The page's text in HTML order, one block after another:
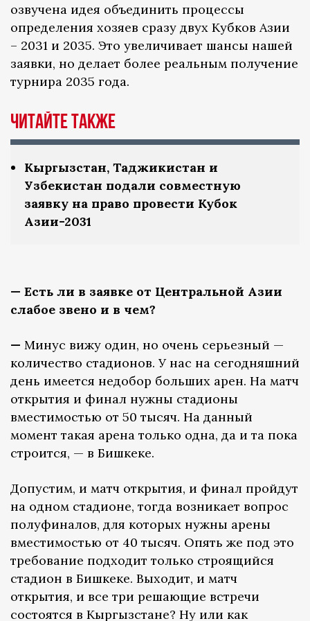
озвучена идея объединить процессы
определения хозяев сразу двух Кубков Азии
– 2031 и 2035. Это увеличивает шансы нашей
заявки, но делает более реальным получение
турнира 2035 года.
Читайте также
Кыргызстан, Таджикистан и
Узбекистан подали совместную
заявку на право провести Кубок
Азии-2031
— Есть ли в заявке от Центральной Азии
слабое звено и в чем?
— Минус вижу один, но очень серьезный —
количество стадионов. У нас на сегодняшний
день имеется недобор больших арен. На матч
открытия и финал нужны стадионы
вместимостью от 50 тысяч. На данный
момент такая арена только одна, да и та пока
строится, — в Бишкеке.
Допустим, и матч открытия, и финал пройдут
на одном стадионе, тогда возникает вопрос
полуфиналов, для которых нужны арены
вместимостью от 40 тысяч. Опять же под это
требование подходит только строящийся
стадион в Бишкеке. Выходит, и матч
открытия, и все три решающие встречи
состоятся в Кыргызстане? Ну или как